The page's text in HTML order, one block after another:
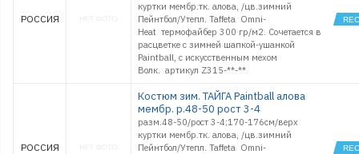
РОССИЯ
куртки мембр.тк. алова, /цв.зимний
Пейнтбол/Утепл. Taffeta Omni-
Heat термофайбер 300 гр/м2. Сочетается в
расцветке с зимней шапкой-ушанкой
Paintball, с искусственным мехом
Волк. артикул Z315-**-**
РОССИЯ
Костюм зим. ТАЙГА Paintball алова
мембр. р.48-50 рост 3-4
разм.48-50/рост 3-4;170-176см/верх
куртки мембр.тк. алова, /цв.зимний
Пейнтбол/Утепл. Taffeta Omni-